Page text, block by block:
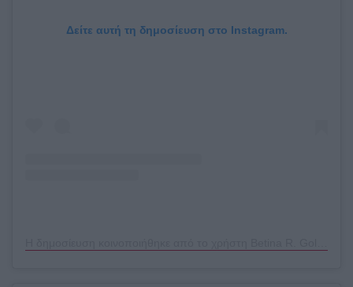
Δείτε αυτή τη δημοσίευση στο Instagram.